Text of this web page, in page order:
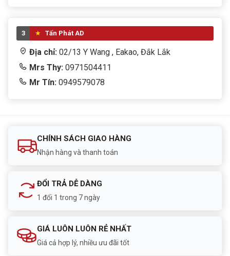
3 Tấn Phát AD
Địa chỉ: 02/13 Y Wang , Eakao, Đắk Lắk
Mrs Thy: 0971504411
Mr Tín: 0949579078
CHÍNH SÁCH GIAO HÀNG
Nhận hàng và thanh toán
ĐỔI TRẢ DỄ DÀNG
1 đổi 1 trong 7 ngày
GIÁ LUÔN LUÔN RẺ NHẤT
Giá cả hợp lý, nhiều ưu đãi tốt